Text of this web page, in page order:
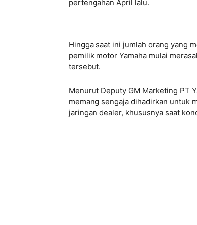
pertengahan April lalu.
Hingga saat ini jumlah orang yang
pemilik motor Yamaha mulai
tersebut.
Menurut Deputy GM Marketing PT
memang sengaja dihadirkan untuk
jaringan dealer, khususnya saat